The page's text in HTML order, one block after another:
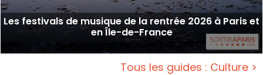
Les festivals de musique de la rentrée 2026 à Paris et
en Île-de-France
Tous les guides : Culture >